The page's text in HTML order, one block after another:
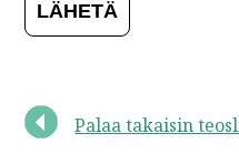
Palaa takaisin